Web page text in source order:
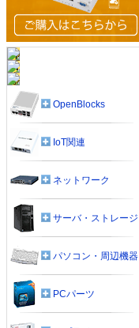
OpenBlocks
IoT関連
ネットワーク
サーバ・ストレージ
パソコン・周辺機器
PCパーツ